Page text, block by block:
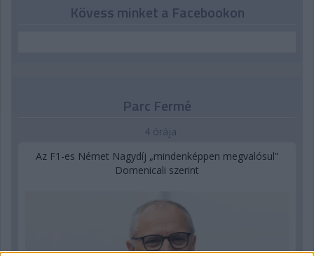
Kövess minket a Facebookon
Parc Fermé
4 órája
Az F1-es Német Nagydíj „mindenképpen megvalósul”
Domenicali szerint